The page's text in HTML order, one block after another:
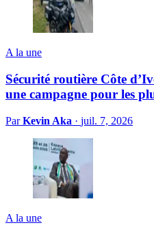
A la une
Sécurité routière Côte
une campagne pour les
ParKevin Aka · juil. 7, 2026
A la une